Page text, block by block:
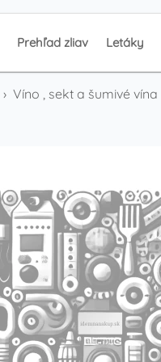
Prehľad zliav Letáky
› Víno , sekt a šumivé vína